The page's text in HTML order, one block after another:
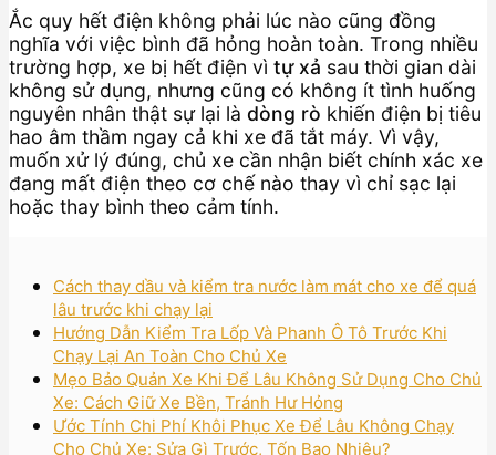
Ắc quy hết điện không phải lúc nào cũng đồng
nghĩa với việc bình đã hỏng hoàn toàn. Trong nhiều
trường hợp, xe bị hết điện vì tự xả sau thời gian dài
không sử dụng, nhưng cũng có không ít tình huống
nguyên nhân thật sự lại là dòng rò khiến điện bị tiêu
hao âm thầm ngay cả khi xe đã tắt máy. Vì vậy,
muốn xử lý đúng, chủ xe cần nhận biết chính xác xe
đang mất điện theo cơ chế nào thay vì chỉ sạc lại
hoặc thay bình theo cảm tính.
Cách thay dầu và kiểm tra nước làm mát cho xe để quá
lâu trước khi chạy lại
Hướng Dẫn Kiểm Tra Lốp Và Phanh Ô Tô Trước Khi
Chạy Lại An Toàn Cho Chủ Xe
Mẹo Bảo Quản Xe Khi Để Lâu Không Sử Dụng Cho Chủ
Xe: Cách Giữ Xe Bền, Tránh Hư Hỏng
Ước Tính Chi Phí Khôi Phục Xe Để Lâu Không Chạy
Cho Chủ Xe: Sửa Gì Trước, Tốn Bao Nhiêu?